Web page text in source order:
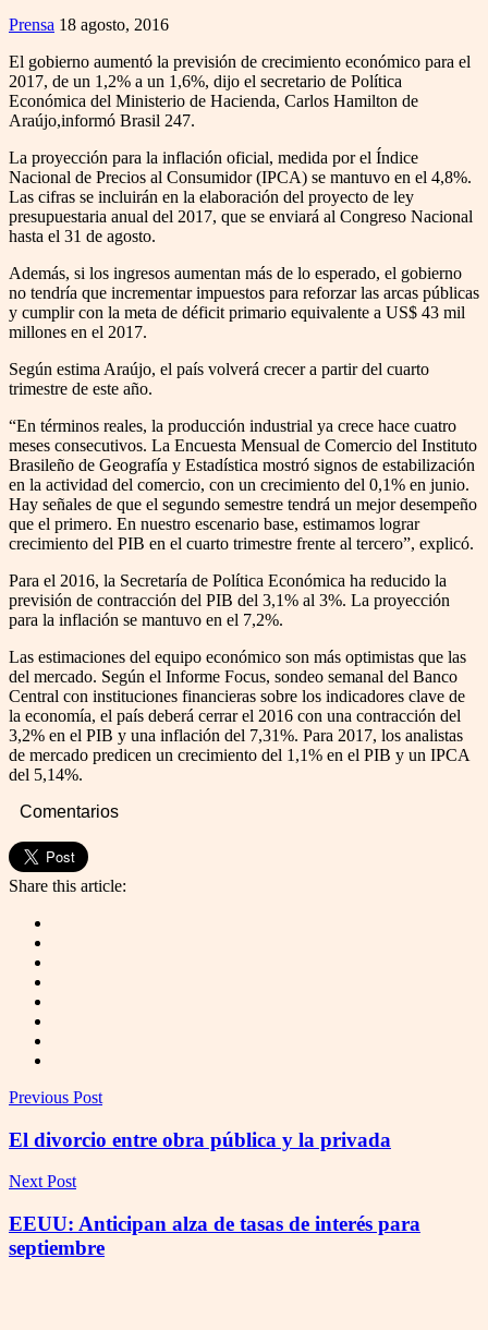
Prensa 18 agosto, 2016
El gobierno aumentó la previsión de crecimiento económico para el
2017, de un 1,2% a un 1,6%, dijo el secretario de Política
Económica del Ministerio de Hacienda, Carlos Hamilton de
Araújo,informó Brasil 247.
La proyección para la inflación oficial, medida por el Índice
Nacional de Precios al Consumidor (IPCA) se mantuvo en el 4,8%.
Las cifras se incluirán en la elaboración del proyecto de ley
presupuestaria anual del 2017, que se enviará al Congreso Nacional
hasta el 31 de agosto.
Además, si los ingresos aumentan más de lo esperado, el gobierno
no tendría que incrementar impuestos para reforzar las arcas públicas
y cumplir con la meta de déficit primario equivalente a US$ 43 mil
millones en el 2017.
Según estima Araújo, el país volverá crecer a partir del cuarto
trimestre de este año.
“En términos reales, la producción industrial ya crece hace cuatro
meses consecutivos. La Encuesta Mensual de Comercio del Instituto
Brasileño de Geografía y Estadística mostró signos de estabilización
en la actividad del comercio, con un crecimiento del 0,1% en junio.
Hay señales de que el segundo semestre tendrá un mejor desempeño
que el primero. En nuestro escenario base, estimamos lograr
crecimiento del PIB en el cuarto trimestre frente al tercero”, explicó.
Para el 2016, la Secretaría de Política Económica ha reducido la
previsión de contracción del PIB del 3,1% al 3%. La proyección
para la inflación se mantuvo en el 7,2%.
Las estimaciones del equipo económico son más optimistas que las
del mercado. Según el Informe Focus, sondeo semanal del Banco
Central con instituciones financieras sobre los indicadores clave de
la economía, el país deberá cerrar el 2016 con una contracción del
3,2% en el PIB y una inflación del 7,31%. Para 2017, los analistas
de mercado predicen un crecimiento del 1,1% en el PIB y un IPCA
del 5,14%.
Comentarios
Share this article:
Previous Post
El divorcio entre obra pública y la privada
Next Post
EEUU: Anticipan alza de tasas de interés para
septiembre